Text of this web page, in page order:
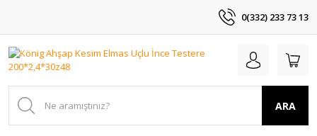
0(332) 233 73 13
ARA